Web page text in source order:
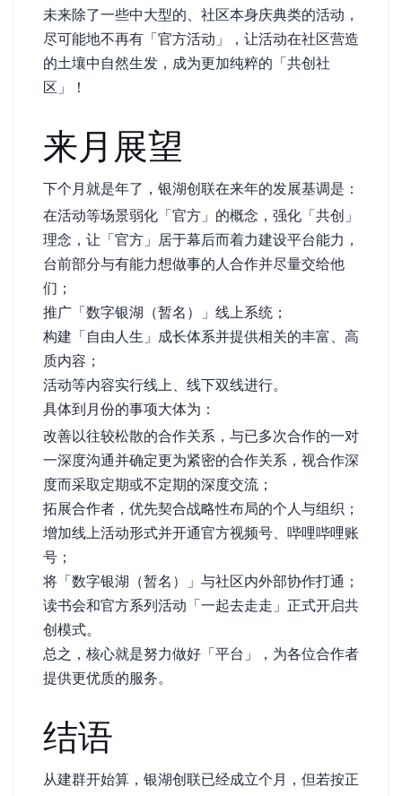
未来除了一些中大型的、社区本身庆典类的活动，
尽可能地不再有「官方活动」，让活动在社区营造
的土壤中自然生发，成为更加纯粹的「共创社
区」！
来月展望
下个月就是 2026 年了，银湖创联在来年的发展基调是：
在活动等场景弱化「官方」的概念，强化「共创」
理念，让「官方」居于幕后而着力建设平台能力，
台前部分与有能力想做事的人合作并尽量交给他
们；
推广「数字银湖（暂名）」线上系统；
构建「自由人生」成长体系并提供相关的丰富、高
质内容；
活动等内容实行线上、线下双线进行。
具体到 1 月份的事项大体为：
改善以往较松散的合作关系，与已多次合作的一对
一深度沟通并确定更为紧密的合作关系，视合作深
度而采取定期或不定期的深度交流；
拓展合作者，优先契合战略性布局的个人与组织；
增加线上活动形式并开通官方视频号、哔哩哔哩账
号；
将「数字银湖（暂名）」与社区内外部协作打通；
读书会和官方系列活动「一起去走走」正式开启共
创模式。
总之，核心就是努力做好「平台」，为各位合作者
提供更优质的服务。
结语
从建群开始算，银湖创联已经成立 5 个月，但若按正